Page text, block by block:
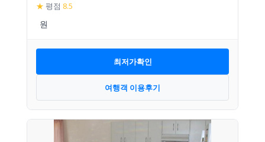
★ 평점 8.5
최저가확인
여행객 이용후기